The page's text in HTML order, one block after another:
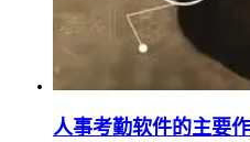
人事考勤软件的主要